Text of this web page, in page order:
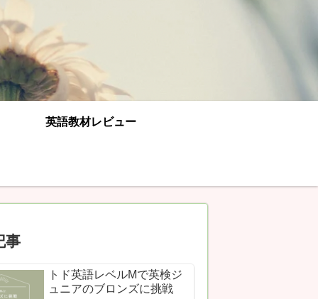
英語教材レビュー
事
トド英語レベルMで英検ジ
ュニアのブロンズに挑戦